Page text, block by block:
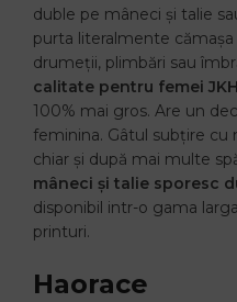
duble pe mâneci și talie
purta literalmente
drumeții, plimbări sau
calitate pentru femei JKH
100% mai gros. Are un
feminina. Gâtul subțire cu
chiar și după mai multe
mâneci și talie sporesc
disponibil intr-o gama
printuri.
Haorace